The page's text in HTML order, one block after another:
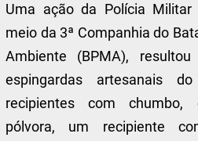
Uma ação da Polícia Militar
meio da 3ª Companhia do
Ambiente (BPMA),
espingardas artesanais
recipientes com chumbo,
pólvora, um recipiente